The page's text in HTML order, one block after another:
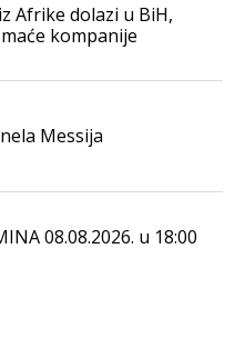
Afrike dolazi u BiH,
kompanije
Messija
08.08.2026. u 18:00